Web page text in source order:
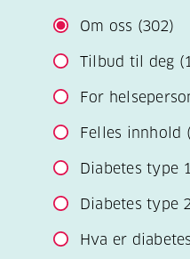
Om oss (302)
Tilbud til deg
For
Felles innhold
Diabetes type 1
Diabetes type 2
Hva er